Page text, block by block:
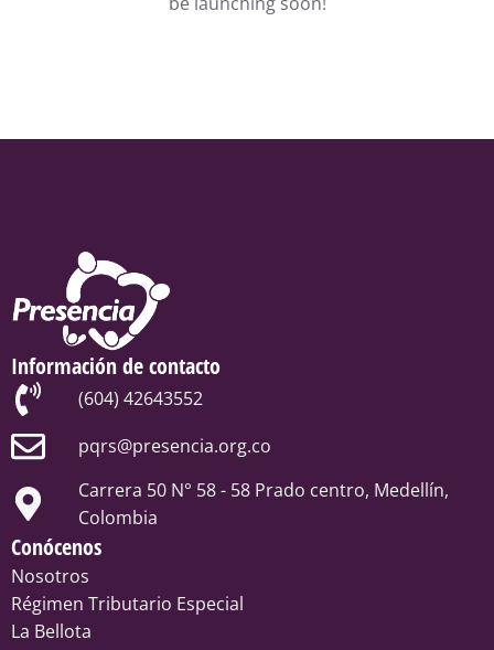
Información de contacto
(604) 42643552
pqrs@presencia.org.co
Carrera 50 N° 58 - 58 Prado centro, Medellín,
Colombia
Conócenos
Nosotros
Régimen Tributario Especial
La Bellota